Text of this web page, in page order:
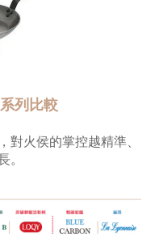
列比較
對火侯的掌控越精準、
。